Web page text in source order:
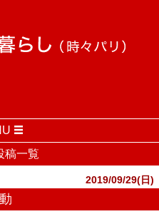
稿一覧
2019/09/29(日)